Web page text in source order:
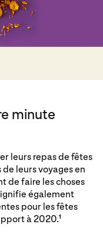
minute
leurs repas de fêtes
leurs voyages en
de faire les choses
également
pour les fêtes
à 2020.1